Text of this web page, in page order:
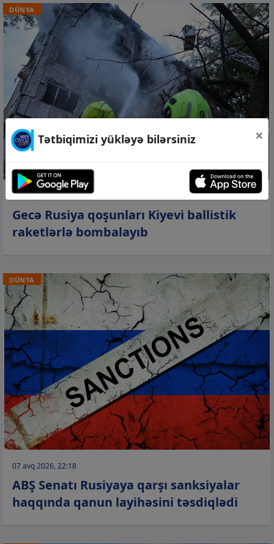
DÜNYA
08 avq 2026, 09:55
Gecə Rusiya qoşunları Kiyevi ballistik
raketlərlə bombalayıb
DÜNYA
07 avq 2026, 22:18
ABŞ Senatı Rusiyaya qarşı sanksiyalar
haqqında qanun layihəsini təsdiqlədi
Tətbiqimizi yükləyə bilərsiniz ×